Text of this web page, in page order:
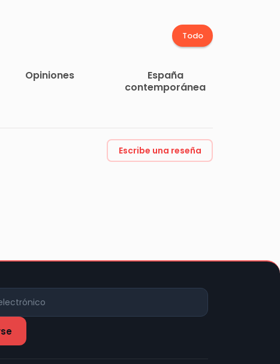
Todo
Opiniones
España
contemporánea
Escribe una reseña